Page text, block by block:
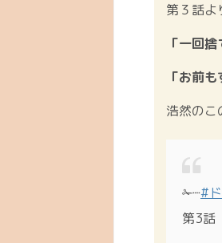
第３話よ
「一回
「お前
浩然のこ
✁┈#
第3話